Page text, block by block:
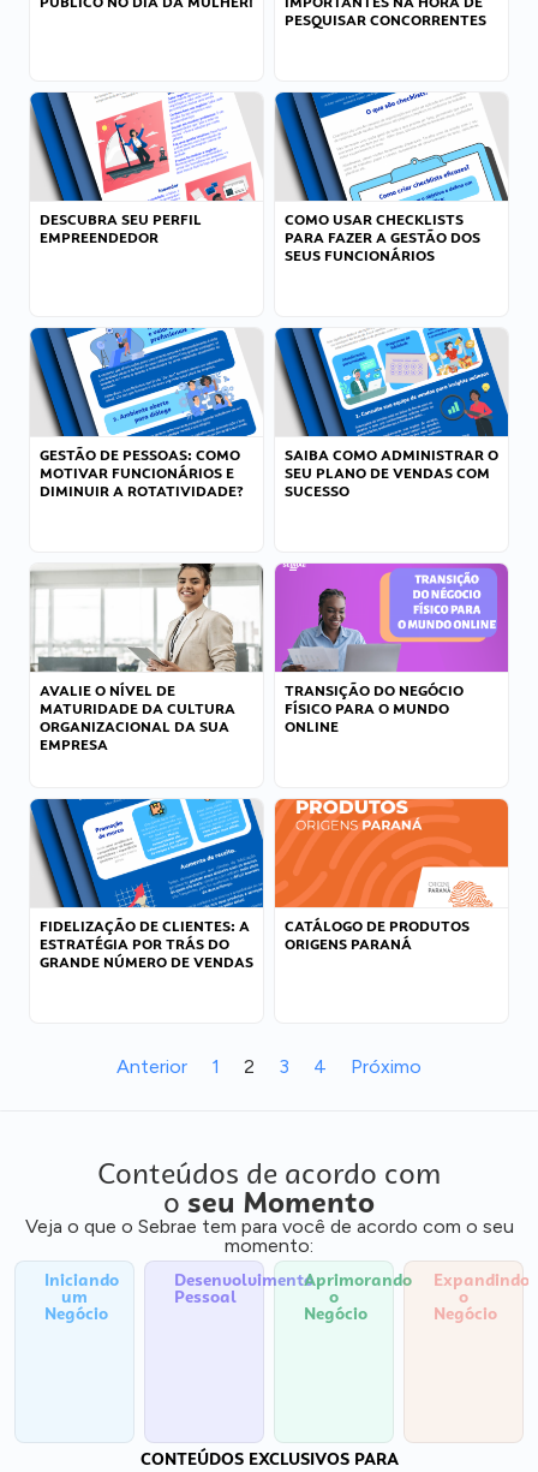
PESQUISAR CONCORRENTES
DESCUBRA SEU PERFIL
EMPREENDEDOR
COMO USAR CHECKLISTS
PARA FAZER A GESTÃO DOS
SEUS FUNCIONÁRIOS
GESTÃO DE PESSOAS: COMO
MOTIVAR FUNCIONÁRIOS E
DIMINUIR A ROTATIVIDADE?
SAIBA COMO ADMINISTRAR O
SEU PLANO DE VENDAS COM
SUCESSO
AVALIE O NÍVEL DE
MATURIDADE DA CULTURA
ORGANIZACIONAL DA SUA
EMPRESA
TRANSIÇÃO DO NEGÓCIO
FÍSICO PARA O MUNDO
ONLINE
FIDELIZAÇÃO DE CLIENTES: A
ESTRATÉGIA POR TRÁS DO
GRANDE NÚMERO DE VENDAS
CATÁLOGO DE PRODUTOS
ORIGENS PARANÁ
Anterior 1 2 3 4 Próximo
Conteúdos de acordo com
o seu Momento
Veja o que o Sebrae tem para você de acordo com o seu
momento:
Iniciando
um
Negócio
Desenvolvimento
Pessoal
Aprimorando
o
Negócio
Expandindo
o
Negócio
CONTEÚDOS EXCLUSIVOS PARA